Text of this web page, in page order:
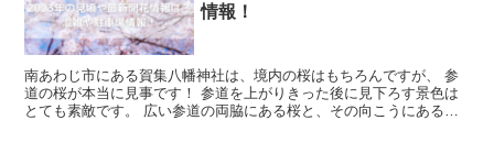
情報！
南あわじ市にある賀集八幡神社は、境内の桜はもちろんですが、 参
道の桜が本当に見事です！ 参道を上がりきった後に見下ろす景色は
とても素敵です。 広い参道の両脇にある桜と、その向こうにある空